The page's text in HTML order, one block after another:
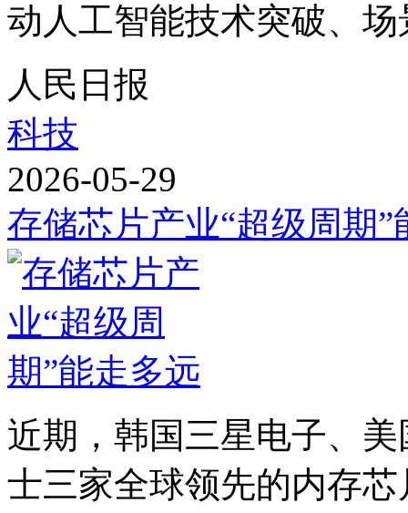
动人工智能技术突破、
人民日报
科技
2026-05-29
存储芯片产业“超级周期”
近期，韩国三星电子、
士三家全球领先的内存